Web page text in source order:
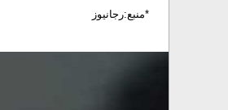
*منبع:رجانیوز